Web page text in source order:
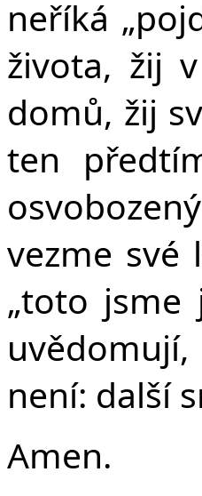
neříká
života, žij
domů, žij
ten
vezme své
„toto jsme
není: další
Amen.